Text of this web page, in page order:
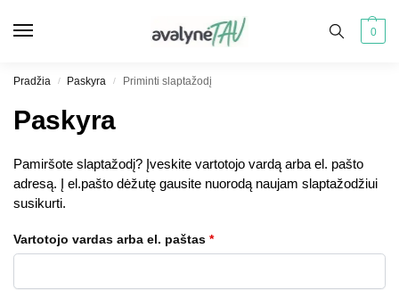
0
Pradžia / Paskyra / Priminti slaptažodį
Paskyra
Pamiršote slaptažodį? Įveskite vartotojo vardą arba el. pašto
adresą. Į el.pašto dėžutę gausite nuorodą naujam slaptažodžiui
susikurti.
Vartotojo vardas arba el. paštas *